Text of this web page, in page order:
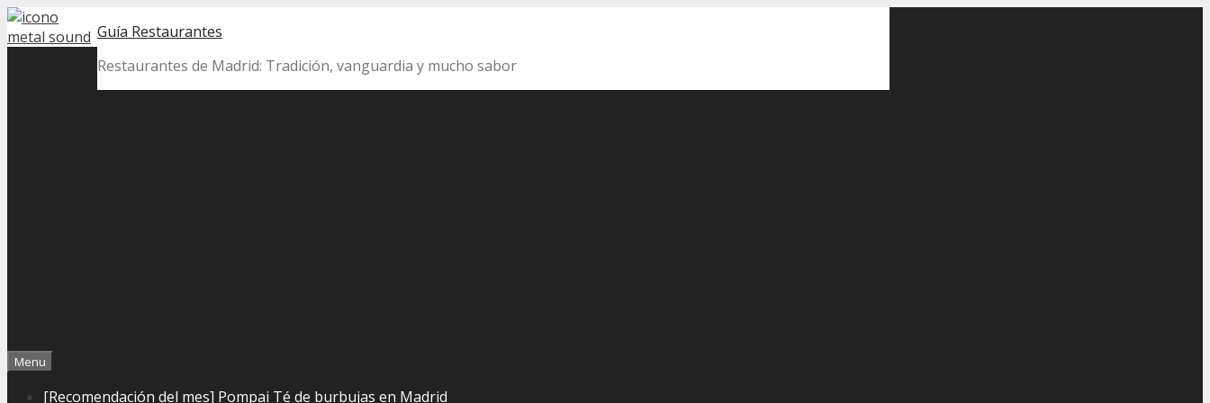
Skip
to
Guía Restaurantes
Restaurantes de Madrid: Tradición, vanguardia y mucho sabor
Menu
[Recomendación del mes] Pompai Té de burbujas en Madrid